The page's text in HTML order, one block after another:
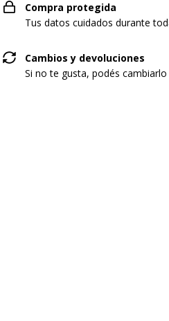
Compra protegida
Tus datos cuidados durante
Cambios y devoluciones
Si no te gusta, podés